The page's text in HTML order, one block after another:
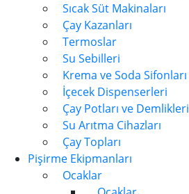
Sıcak Süt Makinaları
Çay Kazanları
Termoslar
Su Sebilleri
Krema ve Soda Sifonları
İçecek Dispenserleri
Çay Potları ve Demlikleri
Su Arıtma Cihazları
Çay Topları
Pişirme Ekipmanları
Ocaklar